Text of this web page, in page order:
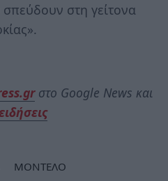
στη γείτονα
στο Google News και
ΜΟΝΤΕΛΟ